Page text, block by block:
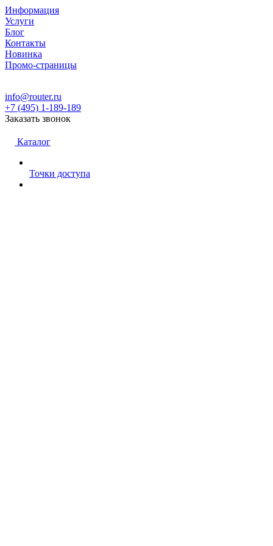
Информация
Услуги
Блог
Контакты
Новинка
Промо-страницы
info@router.ru
+7 (495) 1-189-189
Заказать звонок
Каталог
Точки доступа